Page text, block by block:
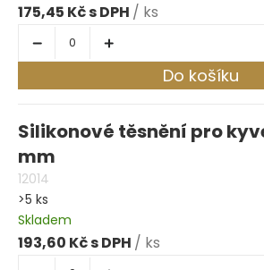
175,45 Kč / ks
Do košíku
Silikonové těsnění pro
mm
12014
>5 ks
Skladem
193,60 Kč / ks